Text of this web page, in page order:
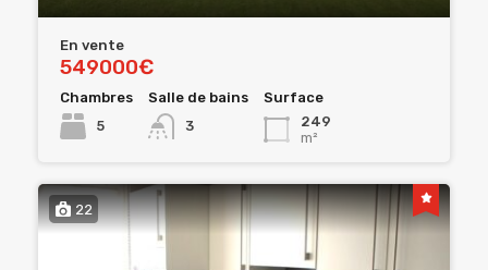
En vente
549000€
Chambres
5
Salle de bains
3
Surface
249
m²
22